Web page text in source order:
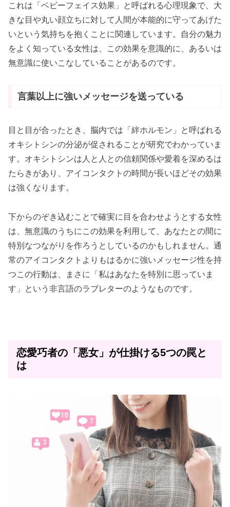
これは「ベビーフェイス効果」と呼ばれる心理現象で、大
きな目や丸い顔立ちに対して人間が本能的に守ってあげた
いという気持ちを抱くことに関連しています。自分の魅力
をよく知っている女性は、この効果を意識的に、あるいは
無意識に使いこなしていることがあるのです。
言葉以上に強いメッセージを送っている
目と目が合ったとき、脳内では「絆ホルモン」と呼ばれる
オキシトシンの分泌が促されることが研究でわかっていま
す。オキシトシンは人と人との信頼関係や愛着を深めるは
たらきがあり、アイコンタクトの時間が長いほどその効果
は強くなります。
下からのぞき込むことで確実に目を合わせようとする女性
は、無意識のうちにこの効果を利用して、あなたとの間に
特別なつながりを作ろうとしているのかもしれません。通
常のアイコンタクトよりもはるかに強いメッセージ性を持
つこの行動は、まさに「私はあなたを特別に思っていま
す」という非言語のラブレターのようなものです。
恋愛巧者の「悪女」が仕掛ける5つの罠と
は